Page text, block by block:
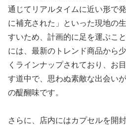
通じてリアルタイムに近い形で
に補充された」といった現地の
すいため、計画的に足を運ぶこ
には、最新のトレンド商品から
くラインナップされており、お
す道中で、思わぬ素敵な出会い
の醍醐味です。
さらに、店内にはカプセルを開